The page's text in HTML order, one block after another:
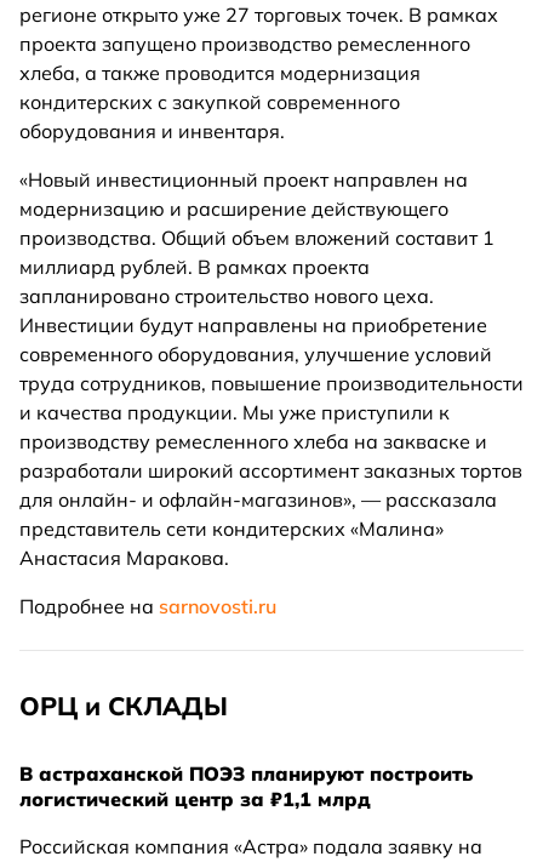
регионе открыто уже 27 торговых точек. В рамках
проекта запущено производство ремесленного
хлеба, а также проводится модернизация
кондитерских с закупкой современного
оборудования и инвентаря.
«Новый инвестиционный проект направлен на
модернизацию и расширение действующего
производства. Общий объем вложений составит 1
миллиард рублей. В рамках проекта
запланировано строительство нового цеха.
Инвестиции будут направлены на приобретение
современного оборудования, улучшение условий
труда сотрудников, повышение производительности
и качества продукции. Мы уже приступили к
производству ремесленного хлеба на закваске и
разработали широкий ассортимент заказных тортов
для онлайн- и офлайн-магазинов», — рассказала
представитель сети кондитерских «Малина»
Анастасия Маракова.
Подробнее на sarnovosti.ru
ОРЦ и СКЛАДЫ
В астраханской ПОЭЗ планируют построить
логистический центр за ₽1,1 млрд
Российская компания «Астра» подала заявку на